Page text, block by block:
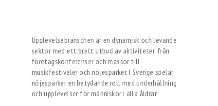
Upplevelsebranschen är en dynamisk och levande
sektor med ett brett utbud av aktiviteter, från
företagskonferenser och mässor till
musikfestivaler och nöjesparker. I Sverige spelar
nöjesparker en betydande roll med underhållning
och upplevelser för människor i alla åldrar.